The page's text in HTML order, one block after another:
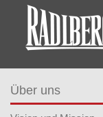
Über uns